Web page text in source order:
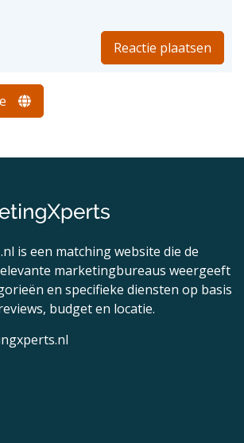
is een matching website die de
marketingbureaus weergeeft
en specifieke diensten op basis
budget en locatie.